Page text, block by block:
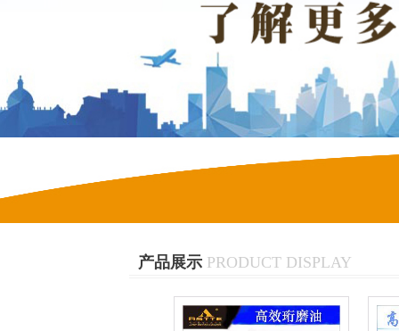
产品展示 PRODUCT DISPLAY